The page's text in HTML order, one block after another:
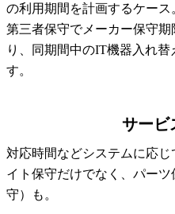
の利用期間を計画するケース
第三者保守でメーカー保守
り、同期間中のIT機器入れ
す。
サービ
対応時間などシステムに応
イト保守だけでなく、パー
守）も。